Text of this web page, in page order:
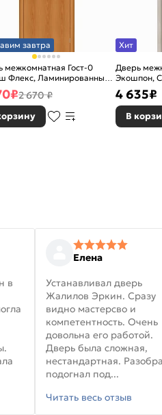
завтра
межкомнатная Гост-0
Флекс, Ламинированные
глухая,
щитовая
₽2 670 ₽
Хит
Дверь
Экошпон,
4 635₽
В
в
Елена
Устанавливал дверь
Жалилов Эркин. Сразу
видно мастерсво и
компетентность. Очень
довольна его работой.
Дверь была сложная,
нестандартная.
подогнал под...
Читать весь отзыв